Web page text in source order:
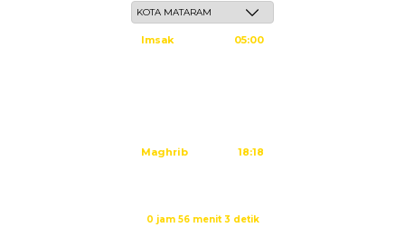
Imsak 05:00
Maghrib 18:18
0 jam 56 menit 2 detik